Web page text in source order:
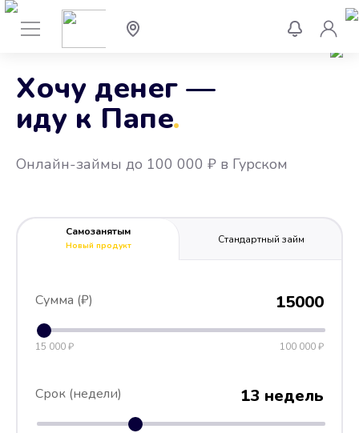
Хочу денег —
иду к Папе
.
Онлайн-займы до 100 000 ₽ в Гурском
Самозанятым
Новый продукт
Стандартный займ
Сумма (₽) 15000
15 000 ₽ 100 000 ₽
Срок (недели) 13 недель